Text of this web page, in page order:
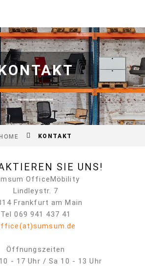
KONTAKT
SIE UNS!
OfficeMöbility
Lindleystr. 7
Frankfurt am Main
Tel 069 941 437 41
Öffnungszeiten
- 17 Uhr / Sa 10 - 13 Uhr